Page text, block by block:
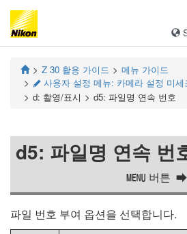
Z 30 활용 가이드 메뉴 가이드
A 사용자 설정 메뉴: 카메라 설정 미세
d: 촬영/표시
d5: 파일명 연속 번호
d5: 파일명 연속 번
G 버튼
파일 번호 부여 옵션을 선택합니다.